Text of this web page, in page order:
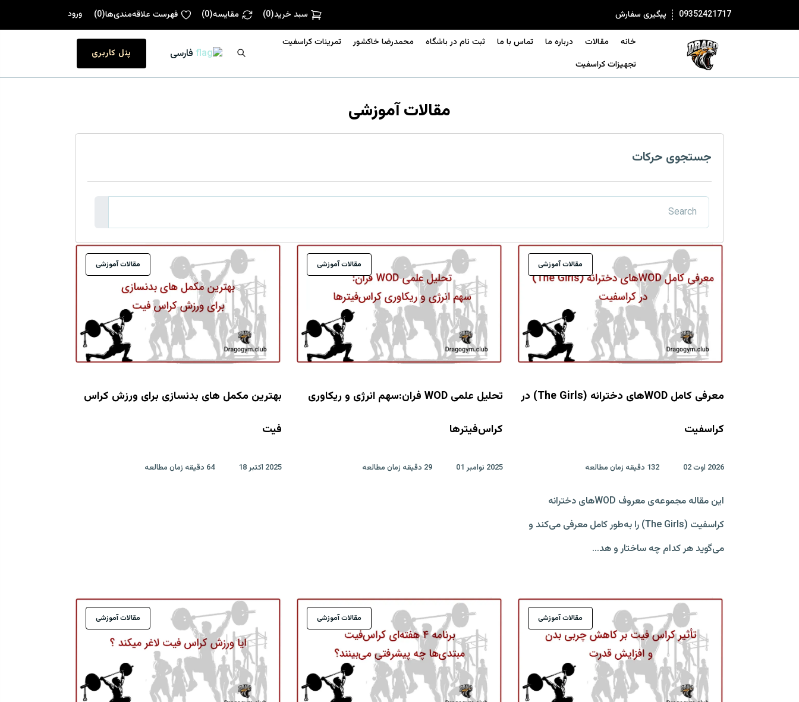
09352421717 پیگیری سفارش سبد خرید(
0
) مقایسه(
0
) فهرست علاقه‌مندی‌ها(
0
) ورود
خانه مقالات درباره ما تماس با ما ثبت نام در باشگاه محمدرضا خاکشور
تمرینات کراسفیت
تجهیزات کراسفیت
فارسی پنل کاربری
مقالات آموزشی
جستجوی حرکات
مقالات آموزشی
معرفی کامل WODهای دخترانه (The Girls) در
کراسفیت
2026 اوت 02 132 دقیقه زمان مطالعه
این مقاله مجموعه‌ی معروف WODهای دخترانه
کراسفیت (The Girls) را به‌طور کامل معرفی می‌کند و
می‌گوید هر کدام چه ساختار و هد...
مقالات آموزشی
تحلیل علمی WOD فران:سهم انرژی و ریکاوری
کراس‌فیترها
2025 نوامبر 01 29 دقیقه زمان مطالعه
مقالات آموزشی
بهترین مکمل های بدنسازی برای ورزش کراس
فیت
2025 اکتبر 18 64 دقیقه زمان مطالعه
مقالات آموزشی مقالات آموزشی مقالات آموزشی